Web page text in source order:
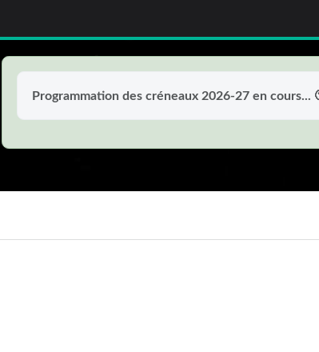
Programmation des créneaux 2026-27 en cours...